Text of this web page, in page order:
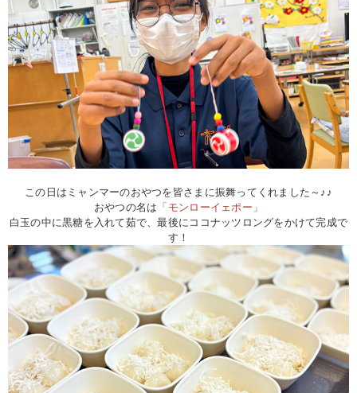
この日はミャンマーのおやつを皆さまに振舞ってくれました～♪♪
おやつの名は 「モンローイェポー」
白玉の中に黒糖を入れて茹で、最後にココナッツロングをかけて完成で
す！